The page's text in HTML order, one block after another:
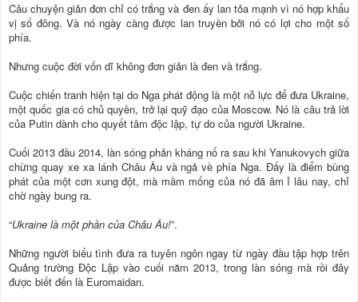
Câu chuyện giản đơn chỉ có trắng và đen ấy lan tỏa mạnh vì nó hợp khẩu
vị số đông. Và nó ngày càng được lan truyền bởi nó có lợi cho một số
phía.
Nhưng cuộc đời vốn dĩ không đơn giản là đen và trắng.
Cuộc chiến tranh hiện tại do Nga phát động là một nỗ lực để đưa Ukraine,
một quốc gia có chủ quyền, trở lại quỹ đạo của Moscow. Nó là câu trả lời
của Putin dành cho quyết tâm độc lập, tự do của người Ukraine.
Cuối 2013 đầu 2014, làn sóng phản kháng nổ ra sau khi Yanukovych giữa
chừng quay xe xa lánh Châu Âu và ngả về phía Nga. Đấy là điểm bùng
phát của một cơn xung đột, mà mầm mống của nó đã âm ỉ lâu nay, chỉ
chờ ngày bung ra.
“Ukraine là một phần của Châu Âu!”.
Những người biểu tình đưa ra tuyên ngôn ngay từ ngày đầu tập hợp trên
Quảng trường Độc Lập vào cuối năm 2013, trong làn sóng mà rồi đây
được biết đến là Euromaidan.